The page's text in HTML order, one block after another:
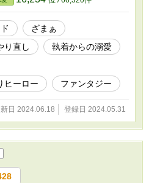
を死なせはしないと。 そのため
性に見向きさせないと。 R18には※
ざまぁ
り直し
執着からの溺愛
ヒーロー
ファンタジー
日 2024.06.18 登録日 2024.05.31